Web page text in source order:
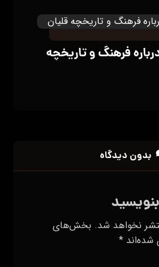
فرهنگ و تاریخچه
بدون دیدگاه
نخواهد شد. بخش‌های
شده‌اند*